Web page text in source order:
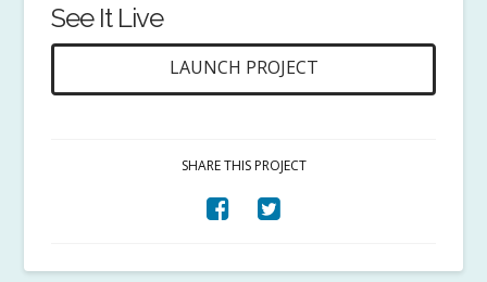
See It Live
LAUNCH PROJECT
SHARE THIS PROJECT